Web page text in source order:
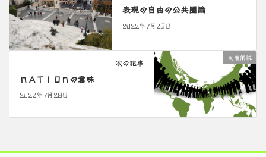
表現の自由の公共圏論
2022年7月25日
制度解説
次の記事
ＮＡＴＩＯＮの意味
2022年7月28日